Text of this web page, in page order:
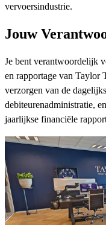
vervoersindustrie.
Jouw
Je bent verantwoordelijk
en rapportage van Taylor
verzorgen van de
debiteurenadministratie,
jaarlijkse financiële